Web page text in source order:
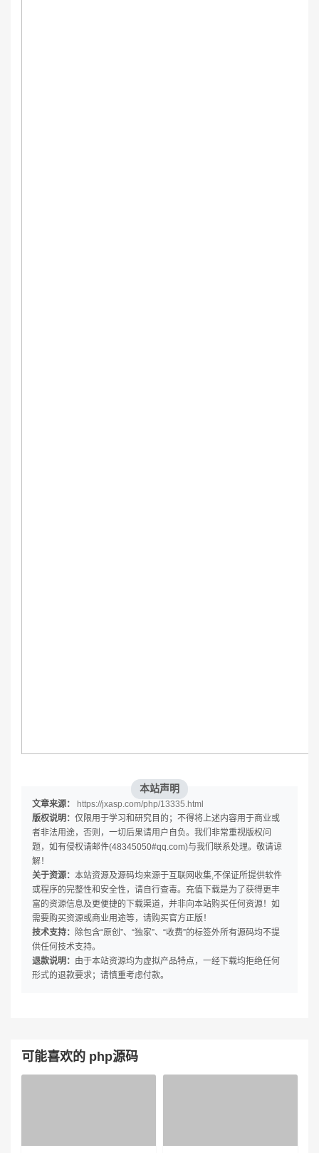
本站声明
文章来源：
https://jxasp.com/php/13335.html
版权说明： 仅限用于学习和研究目的；不得将上述内容用于商业或
者非法用途，否则，一切后果请用户自负。我们非常重视版权问
题，如有侵权请邮件(48345050#qq.com)与我们联系处理。敬请谅
解！
关于资源： 本站资源及源码均来源于互联网收集,不保证所提供软件
或程序的完整性和安全性，请自行查毒。充值下载是为了获得更丰
富的资源信息及更便捷的下载渠道，并非向本站购买任何资源！如
需要购买资源或商业用途等，请购买官方正版！
技术支持：
除包含“原创”、“独家”、“收费”的标签外所有源码均不提
供任何技术支持。
退款说明： 由于本站资源均为虚拟产品特点，一经下载均拒绝任何
形式的退款要求；请慎重考虑付款。
可能喜欢的 php源码